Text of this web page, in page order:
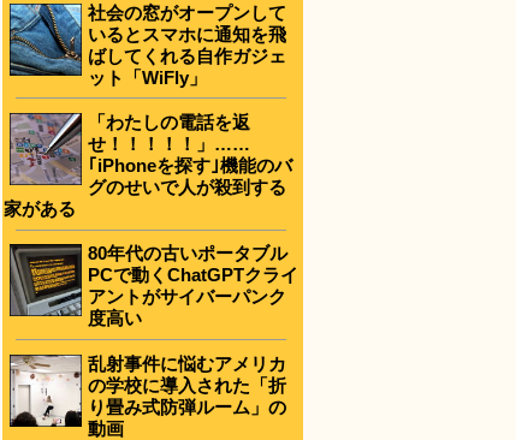
社会の窓がオープンして
いるとスマホに通知を飛
ばしてくれる自作ガジェ
ット「WiFly」
「わたしの電話を返
せ！！！！！」……
｢iPhoneを探す｣機能のバ
グのせいで人が殺到する
家がある
80年代の古いポータブル
PCで動くChatGPTクライ
アントがサイバーパンク
度高い
乱射事件に悩むアメリカ
の学校に導入された「折
り畳み式防弾ルーム」の
動画